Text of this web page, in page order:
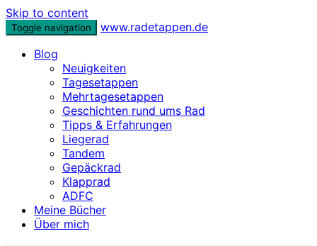
Skip to content
Toggle navigation
www.radetappen.de
Blog
Neuigkeiten
Tagesetappen
Mehrtagesetappen
Geschichten rund ums Rad
Tipps & Erfahrungen
Liegerad
Tandem
Gepäckrad
Klapprad
ADFC
Meine Bücher
Über mich